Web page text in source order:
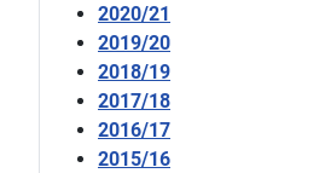
2020/21
2019/20
2018/19
2017/18
2016/17
2015/16